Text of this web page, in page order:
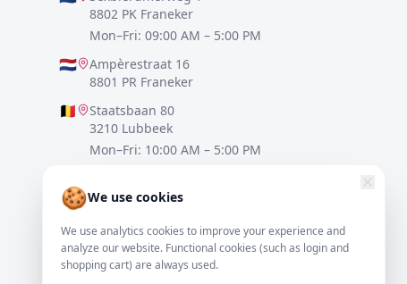
🍪We use cookies
We use analytics cookies to improve your experience and
analyze our website. Functional cookies (such as login and
shopping cart) are always used.
8802 PK Franeker
Mon–Fri: 09:00 AM – 5:00 PM
🇳🇱
Ampèrestraat 16
8801 PR Franeker
🇧🇪
Staatsbaan 80
3210 Lubbeek
Mon–Fri: 10:00 AM – 5:00 PM
30161 Hannover
0517-700521